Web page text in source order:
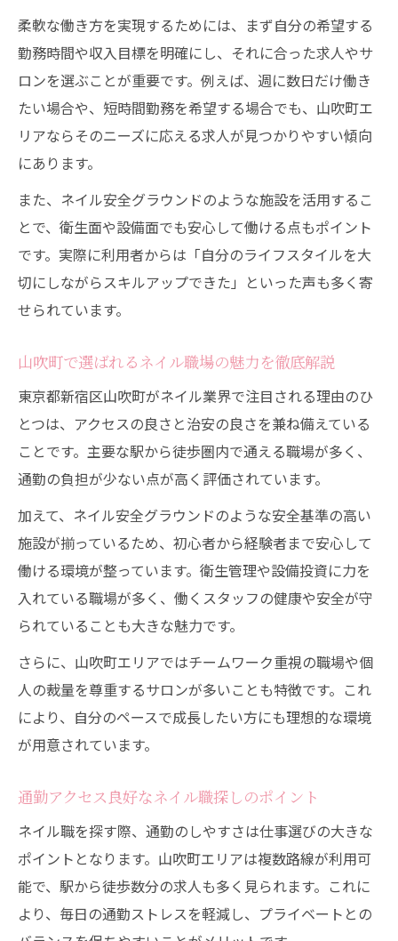
理想的な職場選びを支えるネイル安全ガイド
安心して働けるネイル職場を選ぶポイント
ネイル安全基準を満たす職場環境の特徴
快適なネイル職場選びのために知っておき
たいこと
働きやすさを重視したネイルサロンの選び
方
ネイル業界で長く働くための安全対策
働きながら学べる山吹町ネイルの魅力
ネイル技術を学びながら働くメリットとは
研修が充実した山吹町ネイル職場の特徴
成長できるネイル職場の見極め方
美容とライフワークバランス両立を目指すネイ
ルの選択肢
ンス
美容と家庭を両立できるネイル働き方の工
夫
自分時間を大切にできるネイル職場の選び
休暇取得しやすいネイル環境の見つけ方
ネイルの仕事で実現する柔軟な働き方事例
自分らしいキャリアを築くネイルのお仕事入門
歩
未経験から始めるネイル職の魅力とポイン
ト
キャリアアップに役立つネイルの学び方
ネイル業界で長く働くための秘訣を解説
柔軟な働き方を実現するためには、まず自分の希望する
勤務時間や収入目標を明確にし、それに合った求人やサ
ロンを選ぶことが重要です。例えば、週に数日だけ働き
たい場合や、短時間勤務を希望する場合でも、山吹町エ
リアならそのニーズに応える求人が見つかりやすい傾向
にあります。
また、ネイル安全グラウンドのような施設を活用するこ
とで、衛生面や設備面でも安心して働ける点もポイント
です。実際に利用者からは「自分のライフスタイルを大
切にしながらスキルアップできた」といった声も多く寄
せられています。
山吹町で選ばれるネイル職場の魅力を徹底解説
東京都新宿区山吹町がネイル業界で注目される理由のひ
とつは、アクセスの良さと治安の良さを兼ね備えている
ことです。主要な駅から徒歩圏内で通える職場が多く、
通勤の負担が少ない点が高く評価されています。
加えて、ネイル安全グラウンドのような安全基準の高い
施設が揃っているため、初心者から経験者まで安心して
働ける環境が整っています。衛生管理や設備投資に力を
入れている職場が多く、働くスタッフの健康や安全が守
られていることも大きな魅力です。
さらに、山吹町エリアではチームワーク重視の職場や個
人の裁量を尊重するサロンが多いことも特徴です。これ
により、自分のペースで成長したい方にも理想的な環境
が用意されています。
通勤アクセス良好なネイル職探しのポイント
ネイル職を探す際、通勤のしやすさは仕事選びの大きな
ポイントとなります。山吹町エリアは複数路線が利用可
能で、駅から徒歩数分の求人も多く見られます。これに
より、毎日の通勤ストレスを軽減し、プライベートとの